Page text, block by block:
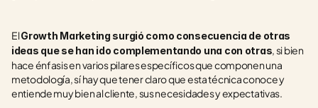
El Growth Marketing surgió como consecuencia de otras
ideas que se han ido complementando una con otras, si bien
hace énfasis en varios pilares específicos que componen una
metodología, sí hay que tener claro que esta técnica conoce y
entiende muy bien al cliente, sus necesidades y expectativas.